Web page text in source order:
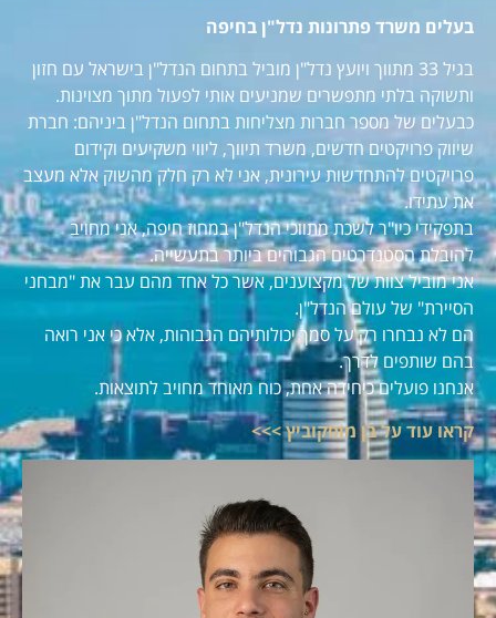
בעלים משרד פתרונות נדל"ן בחיפה
בגיל 33 מתווך ויועץ נדל"ן מוביל בתחום הנדל"ן בישראל עם חזון
ותשוקה בלתי מתפשרים שמניעים אותי לפעול מתוך מצוינות.
כבעלים של מספר חברות מצליחות בתחום הנדל"ן ביניהם: חברת
שיווק פרויקטים חדשים, משרד תיווך, ליווי משקיעים וקידום
פרויקטים להתחדשות עירונית, אני לא רק חלק מהשוק אלא מעצב
את עתידו.
בתפקידי כיו"ר לשכת מתווכי הנדל"ן במחוז חיפה, אני מחויב
להובלת הסטנדרטים הגבוהים ביותר בתעשייה.
אני מוביל צוות של מקצוענים, אשר כל אחד מהם עבר את "מבחני
הסיירת" של עולם הנדל"ן.
הם לא נבחרו רק על סמך יכולותיהם הגבוהות, אלא כי אני רואה
בהם שותפים לדרך.
אנחנו פועלים כיחידה אחת, כוח מאוחד מחויב לתוצאות.
קראו עוד על בן מוסקוביץ >>>